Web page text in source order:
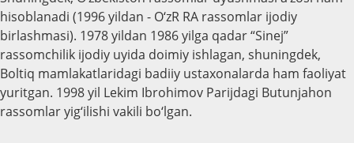
hisoblanadi (1996 yildan - O‘zR RA rassomlar ijodiy
birlashmasi). 1978 yildan 1986 yilga qadar “Sinej”
rassomchilik ijodiy uyida doimiy ishlagan, shuningdek,
Boltiq mamlakatlaridagi badiiy ustaxonalarda ham faoliyat
yuritgan. 1998 yil Lekim Ibrohimov Parijdagi Butunjahon
rassomlar yig‘ilishi vakili bo‘lgan.